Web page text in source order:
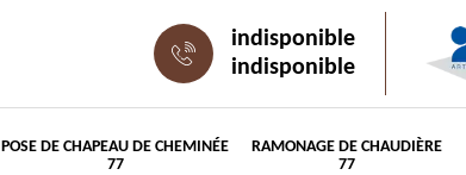
indisponible
indisponible
POSE DE CHAPEAU DE CHEMINÉE
77
RAMONAGE DE CHAUDIÈRE
77